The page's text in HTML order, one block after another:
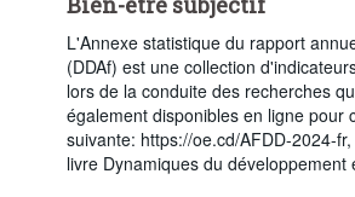
L'Annexe statistique du rapport
(DDAf) est une collection
lors de la conduite des recherches
également disponibles en ligne pour
suivante: https://oe.cd/AFDD-2024-
livre Dynamiques du